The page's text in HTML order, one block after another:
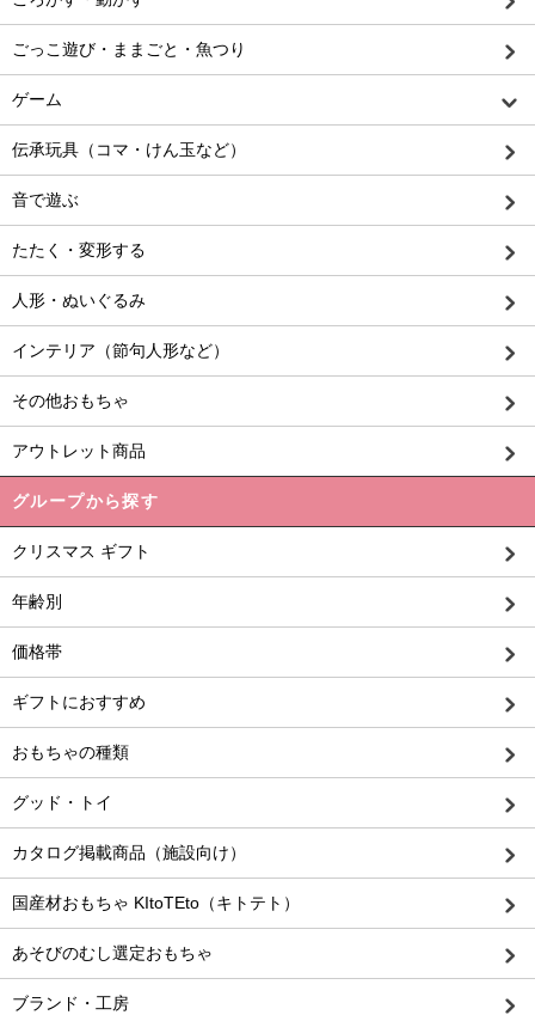
ごっこ遊び・ままごと・魚つり
ゲーム
伝承玩具（コマ・けん玉など）
音で遊ぶ
たたく・変形する
人形・ぬいぐるみ
インテリア（節句人形など）
その他おもちゃ
アウトレット商品
グループから探す
クリスマス ギフト
年齢別
価格帯
ギフトにおすすめ
おもちゃの種類
グッド・トイ
カタログ掲載商品（施設向け）
国産材おもちゃ KItoTEto（キトテト）
あそびのむし選定おもちゃ
ブランド・工房